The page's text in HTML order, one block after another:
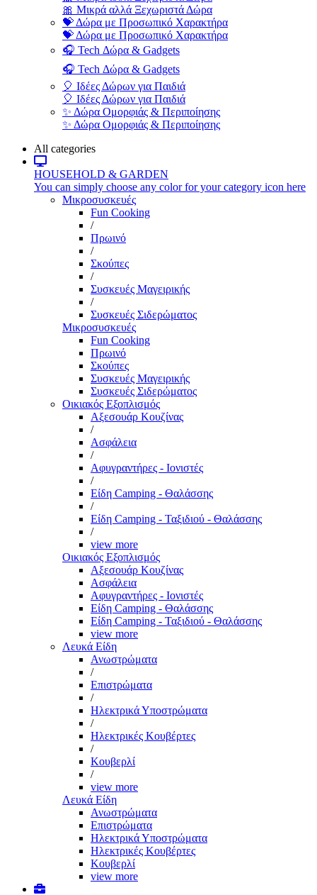
🎀 Μικρά αλλά Ξεχωριστά Δώρα
💝 Δώρα με Προσωπικό Χαρακτήρα
💝 Δώρα με Προσωπικό Χαρακτήρα
🎧 Tech Δώρα & Gadgets
🎧 Tech Δώρα & Gadgets
🎈 Ιδέες Δώρων για Παιδιά
🎈 Ιδέες Δώρων για Παιδιά
✨ Δώρα Ομορφιάς & Περιποίησης
✨ Δώρα Ομορφιάς & Περιποίησης
All categories
HOUSEHOLD & GARDEN
You can simply choose any color for your category icon here
Μικροσυσκευές
Fun Cooking
/
Πρωινό
/
Σκούπες
/
Συσκευές Μαγειρικής
/
Συσκευές Σιδερώματος
Μικροσυσκευές
Fun Cooking
Πρωινό
Σκούπες
Συσκευές Μαγειρικής
Συσκευές Σιδερώματος
Οικιακός Εξοπλισμός
Αξεσουάρ Κουζίνας
/
Ασφάλεια
/
Αφυγραντήρες - Ιονιστές
/
Είδη Camping - Θαλάσσης
/
Είδη Camping - Ταξιδιού - Θαλάσσης
/
view more
Οικιακός Εξοπλισμός
Αξεσουάρ Κουζίνας
Ασφάλεια
Αφυγραντήρες - Ιονιστές
Είδη Camping - Θαλάσσης
Είδη Camping - Ταξιδιού - Θαλάσσης
view more
Λευκά Είδη
Ανωστρώματα
/
Επιστρώματα
/
Ηλεκτρικά Υποστρώματα
/
Ηλεκτρικές Κουβέρτες
/
Κουβερλί
/
view more
Λευκά Είδη
Ανωστρώματα
Επιστρώματα
Ηλεκτρικά Υποστρώματα
Ηλεκτρικές Κουβέρτες
Κουβερλί
view more